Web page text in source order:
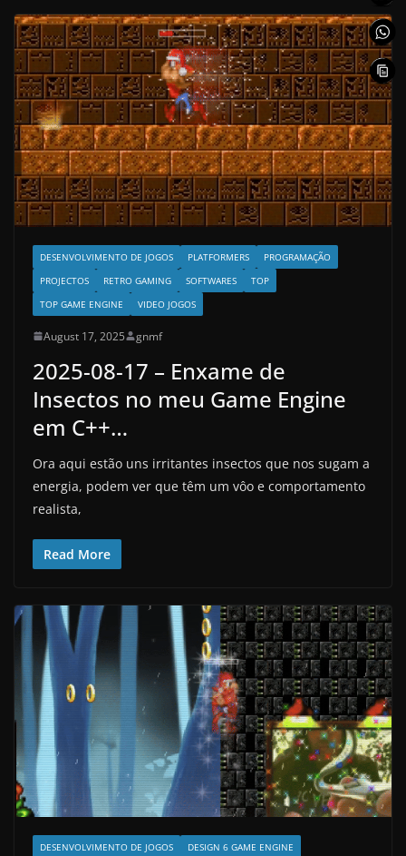
DESENVOLVIMENTO DE JOGOS PLATFORMERS
PROGRAMAÇÃO
PROJECTOS
RETRO GAMING SOFTWARES
TOP
TOP GAME ENGINE
VIDEO JOGOS
August 17, 2025 gnmf
2025-08-17 – Enxame de
Insectos no meu Game Engine
em C++…
Ora aqui estão uns irritantes insectos que nos sugam a
energia, podem ver que têm um vôo e comportamento
realista,
Read More
DESENVOLVIMENTO DE JOGOS
DESIGN 6 GAME ENGINE